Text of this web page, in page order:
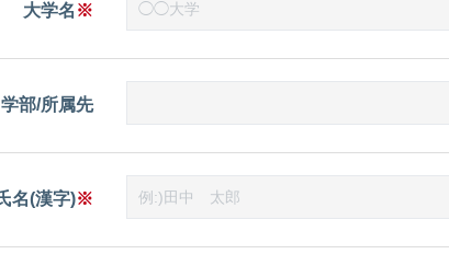
大学名 ※
学部/所属先
名(漢字)※